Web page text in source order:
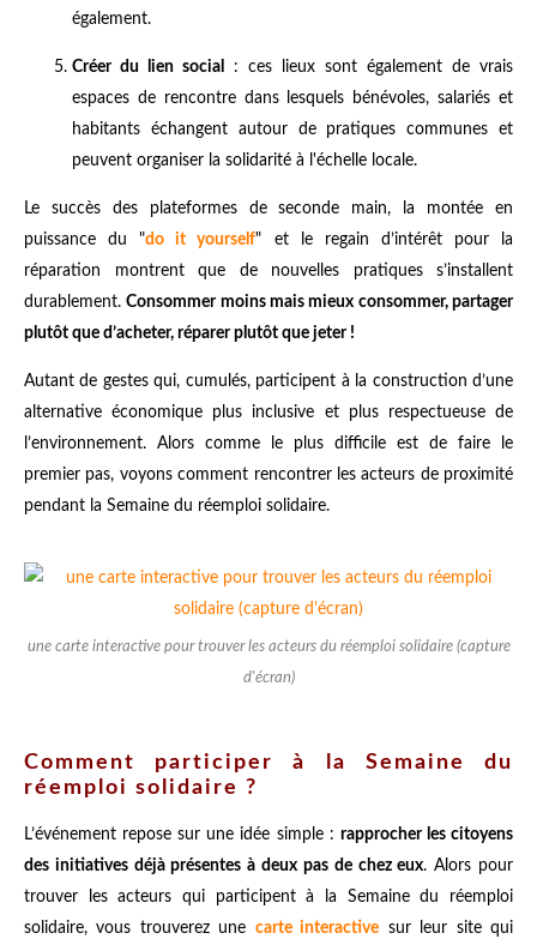
également.
Créer du lien social
: ces lieux sont également de vrais
espaces de rencontre dans lesquels bénévoles, salariés et
habitants échangent autour de pratiques communes et
peuvent organiser la solidarité à l'échelle locale.
Le succès des plateformes de seconde main, la montée en
puissance du "do it yourself" et le regain d’intérêt pour la
réparation montrent que de nouvelles pratiques s’installent
durablement.Consommer moins mais mieux consommer, partager
plutôt que d’acheter, réparer plutôt que jeter !
Autant de gestes qui, cumulés, participent à la construction d’une
alternative économique plus inclusive et plus respectueuse de
l’environnement. Alors comme le plus difficile est de faire le
premier pas, voyons comment rencontrer les acteurs de proximité
pendant la Semaine du réemploi solidaire.
une carte interactive pour trouver les acteurs du réemploi solidaire (capture
d'écran)
Comment participer à la Semaine du
réemploi solidaire ?
L’événement repose sur une idée simple : rapprocher les citoyens
des initiatives déjà présentes à deux pas de chez eux. Alors pour
trouver les acteurs qui participent à la Semaine du réemploi
solidaire, vous trouverez une carte interactive sur leur site qui